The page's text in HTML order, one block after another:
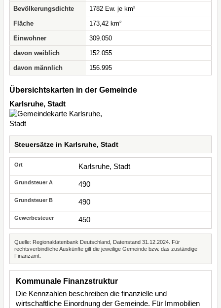
Bevölkerungsdichte
1782 Ew. je km²
Fläche
173,42 km²
Einwohner
309.050
davon weiblich
152.055
davon männlich
156.995
Übersichtskarten in der Gemeinde
Karlsruhe, Stadt
Steuersätze in Karlsruhe, Stadt
Karlsruhe, Stadt
490
490
450
Quelle: Regionaldatenbank Deutschland, Datenstand 31.12.2024. Für
rechtsverbindliche Auskünfte gilt die jeweilige Gemeinde bzw. das zuständige
Finanzamt.
Kommunale Finanzstruktur
Die Kennzahlen beschreiben die finanzielle und
wirtschaftliche Einordnung der Gemeinde. Für Immobilien